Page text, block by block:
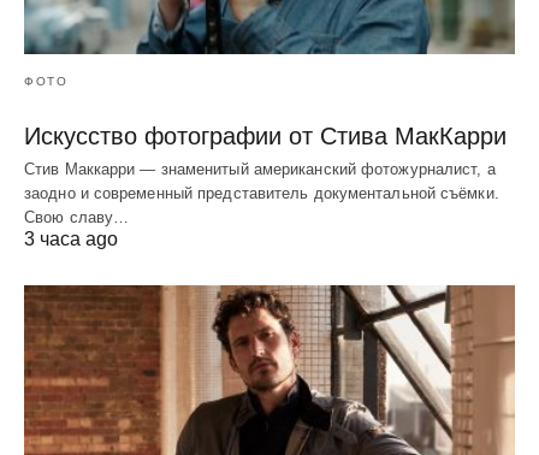
ФОТО
Искусство фотографии от Стива МакКарри
Стив Маккарри — знаменитый американский фотожурналист, а
заодно и современный представитель документальной съёмки.
Свою славу…
3 часа ago